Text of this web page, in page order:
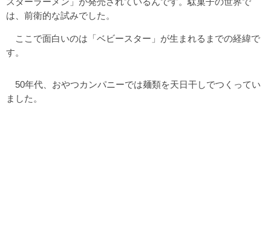
は、前衛的な試みでした。
ここで面白いのは「ベビースター」が生まれるまでの経緯で
す。
50年代、おやつカンパニーでは麺類を天日干しでつくってい
ました。